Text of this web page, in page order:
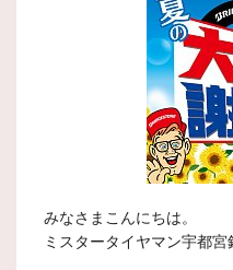
みなさまこんにちは。
ミスタータイヤマン宇都宮